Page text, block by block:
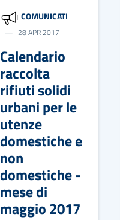
COMUNICATI
28 APR 2017
Calendario
raccolta
rifiuti solidi
urbani per le
utenze
domestiche e
non
domestiche -
mese di
maggio 2017